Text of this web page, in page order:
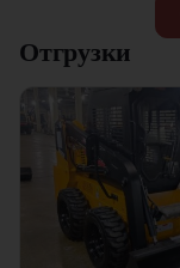
Отгрузки